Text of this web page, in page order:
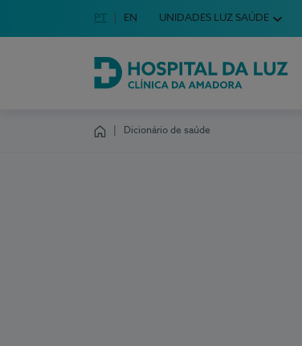
Escolha o seu idioma
Idioma em Português
PT English Language
EN UNIDADES LUZ SAÚDE
Hospital da Luz Clínica da Amadora
Dicionário de saúde